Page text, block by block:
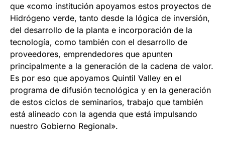
que «como institución apoyamos estos proyectos de
Hidrógeno verde, tanto desde la lógica de inversión,
del desarrollo de la planta e incorporación de la
tecnología, como también con el desarrollo de
proveedores, emprendedores que apunten
principalmente a la generación de la cadena de valor.
Es por eso que apoyamos Quintil Valley en el
programa de difusión tecnológica y en la generación
de estos ciclos de seminarios, trabajo que también
está alineado con la agenda que está impulsando
nuestro Gobierno Regional».